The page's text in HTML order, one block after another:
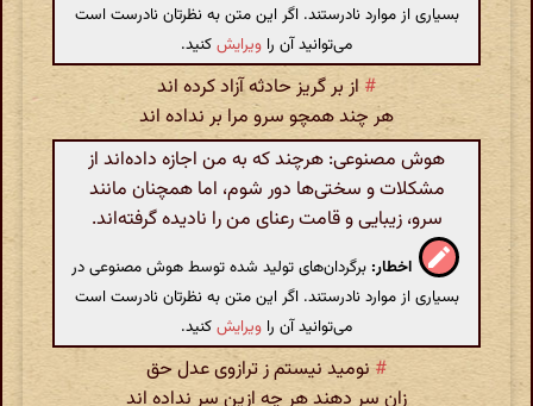
بسیاری از موارد نادرستند. اگر این متن به نظرتان نادرست است
می‌توانید آن را ویرایشکنید.
# از بر گریز حادثه آزاد کرده اند
هر چند همچو سرو مرا بر نداده اند
هوش مصنوعی: هرچند که به من اجازه داده‌اند از
مشکلات و سختی‌ها دور شوم، اما همچنان مانند
سرو، زیبایی و قامت رعنای من را نادیده گرفته‌اند.
اخطار: برگردان‌های تولید شده توسط هوش مصنوعی در
بسیاری از موارد نادرستند. اگر این متن به نظرتان نادرست است
می‌توانید آن را ویرایشکنید.
#نومید نیستم ز ترازوی عدل حق
زان سر دهند هر چه ازین سر نداده اند